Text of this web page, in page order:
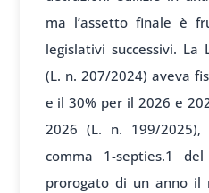
ma l’assetto finale è
legislativi successivi. La
(L. n. 207/2024) aveva
e il 30% per il 2026 e
2026 (L. n. 199/2025),
comma 1-septies.1
prorogato di un anno il